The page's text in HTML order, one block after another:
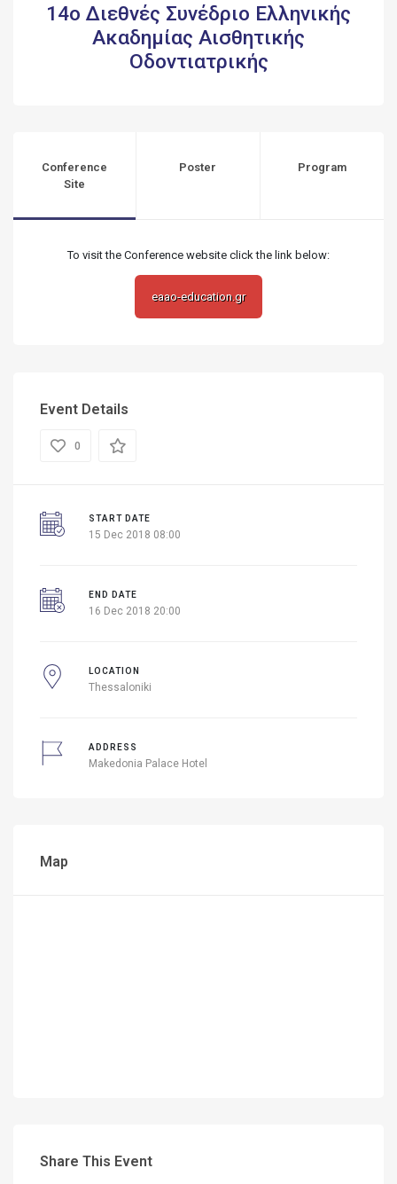
14ο Διεθνές Συνέδριο Ελληνικής
Ακαδημίας Αισθητικής
Οδοντιατρικής
Conference
Site
Poster Program
To visit the Conference website click the link below:
eaao-education.gr
Event Details
0
START DATE
15 Dec 2018 08:00
END DATE
16 Dec 2018 20:00
LOCATION
Thessaloniki
ADDRESS
Makedonia Palace Hotel
Map
Share This Event